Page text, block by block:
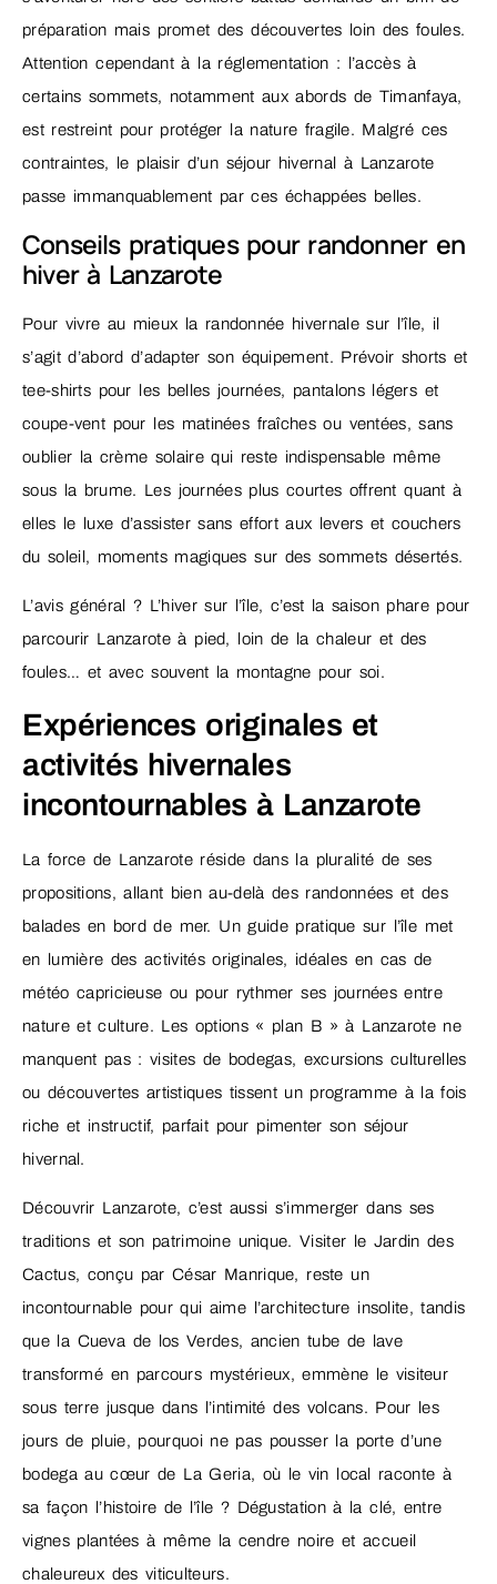
préparation mais promet des découvertes loin des foules.
Attention cependant à la réglementation : l’accès à
certains sommets, notamment aux abords de Timanfaya,
est restreint pour protéger la nature fragile. Malgré ces
contraintes, le plaisir d’un séjour hivernal à Lanzarote
passe immanquablement par ces échappées belles.
Conseils pratiques pour randonner en
hiver à Lanzarote
Pour vivre au mieux la randonnée hivernale sur l’île, il
s’agit d’abord d’adapter son équipement. Prévoir shorts et
tee-shirts pour les belles journées, pantalons légers et
coupe-vent pour les matinées fraîches ou ventées, sans
oublier la crème solaire qui reste indispensable même
sous la brume. Les journées plus courtes offrent quant à
elles le luxe d’assister sans effort aux levers et couchers
du soleil, moments magiques sur des sommets désertés.
L’avis général ? L’hiver sur l’île, c’est la saison phare pour
parcourir Lanzarote à pied, loin de la chaleur et des
foules… et avec souvent la montagne pour soi.
Expériences originales et
activités hivernales
incontournables à Lanzarote
La force de Lanzarote réside dans la pluralité de ses
propositions, allant bien au-delà des randonnées et des
balades en bord de mer. Un guide pratique sur l’île met
en lumière des activités originales, idéales en cas de
météo capricieuse ou pour rythmer ses journées entre
nature et culture. Les options « plan B » à Lanzarote ne
manquent pas : visites de bodegas, excursions culturelles
ou découvertes artistiques tissent un programme à la fois
riche et instructif, parfait pour pimenter son séjour
hivernal.
Découvrir Lanzarote, c’est aussi s’immerger dans ses
traditions et son patrimoine unique. Visiter le Jardin des
Cactus, conçu par César Manrique, reste un
incontournable pour qui aime l’architecture insolite, tandis
que la Cueva de los Verdes, ancien tube de lave
transformé en parcours mystérieux, emmène le visiteur
sous terre jusque dans l’intimité des volcans. Pour les
jours de pluie, pourquoi ne pas pousser la porte d’une
bodega au cœur de La Geria, où le vin local raconte à
sa façon l’histoire de l’île ? Dégustation à la clé, entre
vignes plantées à même la cendre noire et accueil
chaleureux des viticulteurs.